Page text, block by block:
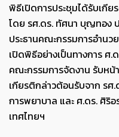
พิธีเปิดการประชุมได้รับเกี
โดย รศ.ดร. ทัศนา บุญทอง
ประธานคณะกรรมการอำนว
เปิดพิธีอย่างเป็นทางการ ศ
คณะกรรมการจัดงาน รับหน้
เกียรติกล่าวต้อนรับจาก รศ
การพยาบาล และ ศ.ดร. ศิริ
เทศไทยฯ